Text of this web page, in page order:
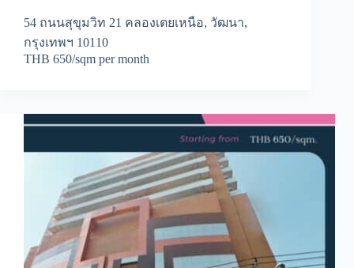
54 ถนนสุขุมวิท 21 คลองเตยเหนือ, วัฒนา,
กรุงเทพฯ 10110
THB 650/sqm per month